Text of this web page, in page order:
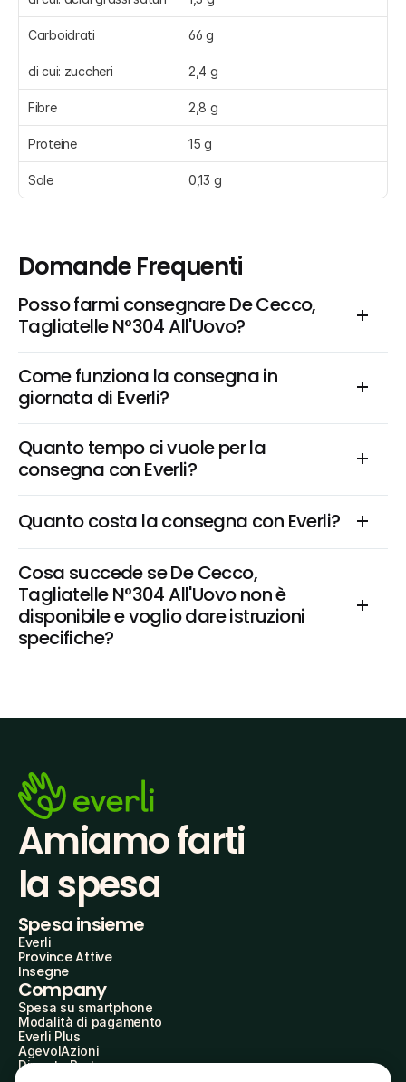
Carboidrati 66 g
di cui: zuccheri 2,4 g
Fibre 2,8 g
Proteine 15 g
Sale 0,13 g
Domande Frequenti
Posso farmi consegnare De Cecco,
Tagliatelle N°304 All'Uovo?
Come funziona la consegna in
giornata di Everli?
Quanto tempo ci vuole per la
consegna con Everli?
Quanto costa la consegna con Everli?
Cosa succede se De Cecco,
Tagliatelle N°304 All'Uovo non è
disponibile e voglio dare istruzioni
specifiche?
Amiamo farti
la spesa
Spesa insieme
Everli
Province Attive
Insegne
Company
Spesa su smartphone
Modalità di pagamento
Everli Plus
AgevolAzioni
Diventa Partner